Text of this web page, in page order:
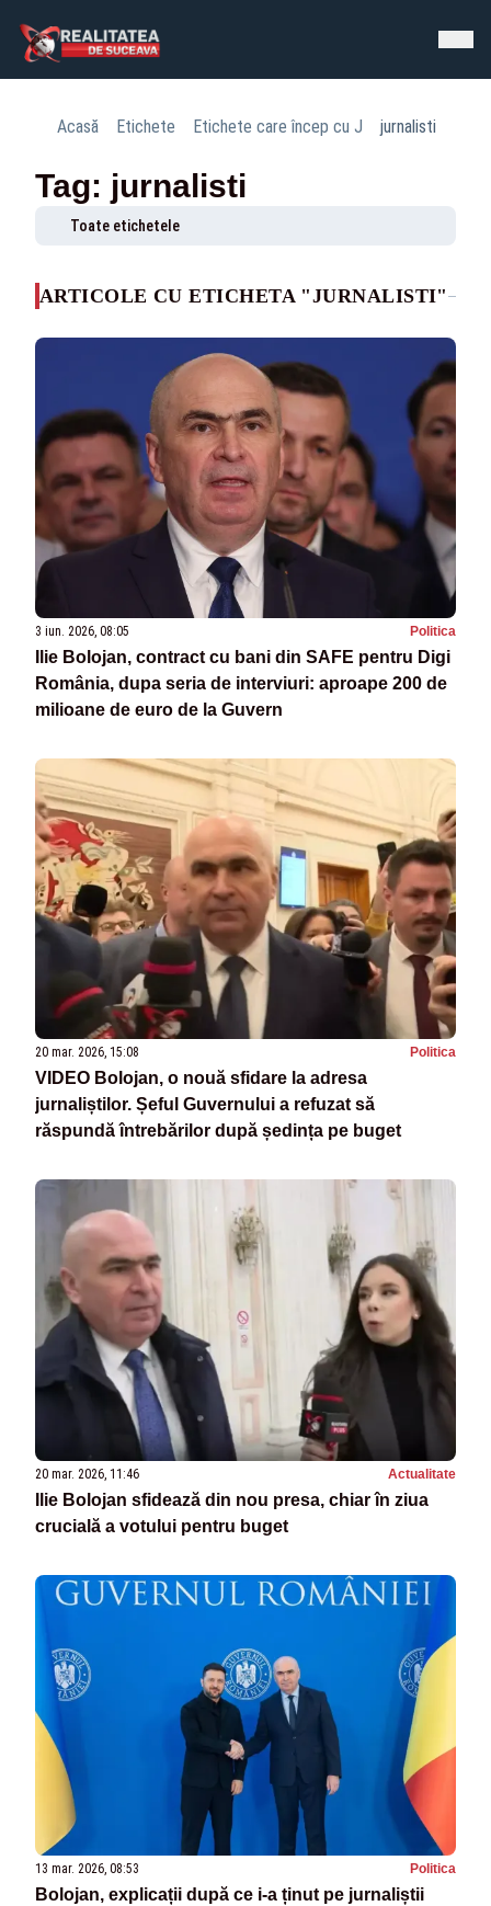
Acasă Etichete Etichete care încep cu J jurnalisti
Tag: jurnalisti
Toate etichetele
ARTICOLE CU ETICHETA "JURNALISTI"
3 iun. 2026, 08:05 Politica
Ilie Bolojan, contract cu bani din SAFE pentru Digi
România, dupa seria de interviuri: aproape 200 de
milioane de euro de la Guvern
20 mar. 2026, 15:08 Politica
VIDEO Bolojan, o nouă sfidare la adresa
jurnaliștilor. Șeful Guvernului a refuzat să
răspundă întrebărilor după ședința pe buget
20 mar. 2026, 11:46 Actualitate
Ilie Bolojan sfidează din nou presa, chiar în ziua
crucială a votului pentru buget
13 mar. 2026, 08:53 Politica
Bolojan, explicații după ce i-a ținut pe jurnaliștii